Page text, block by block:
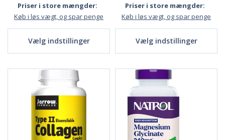
Priser i store mængder:
Køb i løs vægt, og spar penge
Vælg indstillinger
Priser i store mængder:
Køb i løs vægt, og spar penge
Vælg indstillinger